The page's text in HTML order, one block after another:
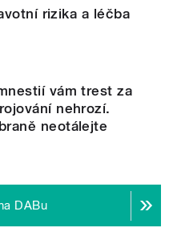
rizika a léčba
vám trest za
nehrozí.
neotálejte
DABu